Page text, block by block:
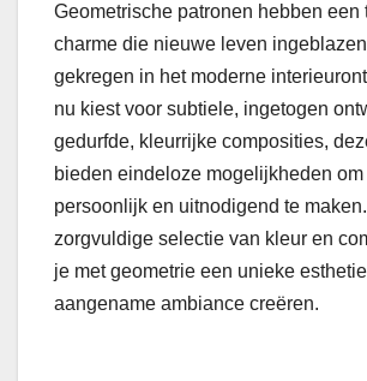
Geometrische patronen hebben een
charme die nieuwe leven
gekregen in het moderne
nu kiest voor subtiele, ingetogen
gedurfde, kleurrijke composities,
bieden eindeloze mogelijkheden
persoonlijk en uitnodigend te
zorgvuldige selectie van kleur en
je met geometrie een unieke
aangename ambiance creëren.